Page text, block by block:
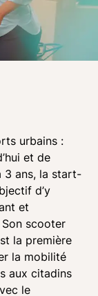
urbains :
et de
3 ans, la start-
d’y
et
scooter
la première
la mobilité
aux citadins
le